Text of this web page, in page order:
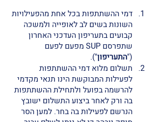
דמי ההשתתפות בכל אחת מהפעילויות
השונות בשים לב לאופייה ולמשכה
קבועים בתעריפון העדכני האחרון
שתפרסם SUP מפעם לפעם
("התעריפון").
תשלום מלוא דמי ההשתתפות
לפעילות המבוקשת הינו תנאי מקדמי
להרשמה בפועל ולתחילת ההשתתפות
בה ורק לאחר ביצוע התשלום ישובץ
הנרשם לפעילות בה בחר. למען הסר